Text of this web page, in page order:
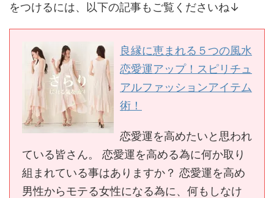
をつけるには、以下の記事もご覧くださいね↓
良縁に恵まれる５つの風水
恋愛運アップ！スピリチュ
アルファッションアイテム
術！
恋愛運を高めたいと思われ
ている皆さん。 恋愛運を高める為に何か取り
組まれている事はありますか？ 恋愛運を高め
男性からモテる女性になる為に、何もしなけ